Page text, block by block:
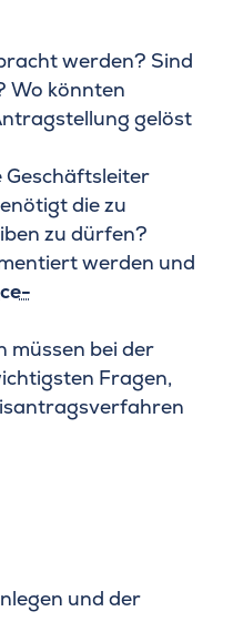
werden? Sind
Wo könnten
gelöst
Geschäftsleiter
die zu
zu dürfen?
werden und
bei der
Fragen,
und der